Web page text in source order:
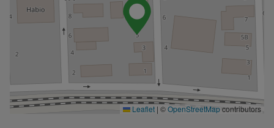
Leaflet | ©OpenStreetMapcontributors